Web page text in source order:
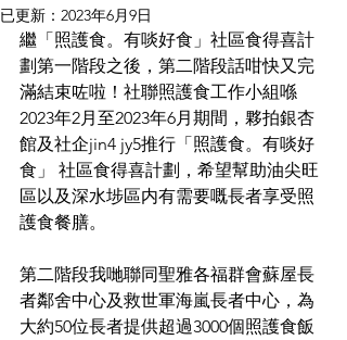
已更新： 2023年6月9日
繼「照護食。有啖好食」社區食得喜計
劃第一階段之後，第二階段話咁快又完
滿結束咗啦！社聯照護食工作小組喺
2023年2月至2023年6月期間，夥拍銀杏
館及社企jin4 jy5推行「照護食。有啖好
食」 社區食得喜計劃，希望幫助油尖旺
區以及深水埗區内有需要嘅長者享受照
護食餐膳。
第二階段我哋聯同聖雅各福群會蘇屋長
者鄰舍中心及救世軍海嵐長者中心，為
大約50位長者提供超過3000個照護食飯